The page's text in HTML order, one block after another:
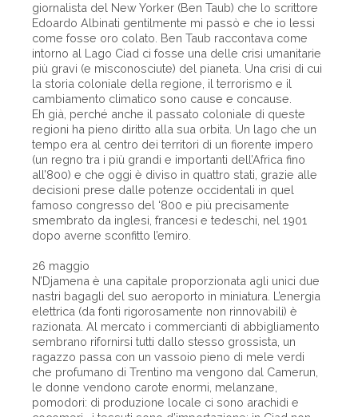
giornalista del New Yorker (Ben Taub) che lo scrittore
Edoardo Albinati gentilmente mi passò e che io lessi
come fosse oro colato. Ben Taub raccontava come
intorno al Lago Ciad ci fosse una delle crisi umanitarie
più gravi (e misconosciute) del pianeta. Una crisi di cui
la storia coloniale della regione, il terrorismo e il
cambiamento climatico sono cause e concause.
Eh già, perché anche il passato coloniale di queste
regioni ha pieno diritto alla sua orbita. Un lago che un
tempo era al centro dei territori di un fiorente impero
(un regno tra i più grandi e importanti dell’Africa fino
all’800) e che oggi è diviso in quattro stati, grazie alle
decisioni prese dalle potenze occidentali in quel
famoso congresso del ‘800 e più precisamente
smembrato da inglesi, francesi e tedeschi, nel 1901
dopo averne sconfitto l’emiro.
26 maggio
N’Djamena è una capitale proporzionata agli unici due
nastri bagagli del suo aeroporto in miniatura. L’energia
elettrica (da fonti rigorosamente non rinnovabili) è
razionata. Al mercato i commercianti di abbigliamento
sembrano rifornirsi tutti dallo stesso grossista, un
ragazzo passa con un vassoio pieno di mele verdi
che profumano di Trentino ma vengono dal Camerun,
le donne vendono carote enormi, melanzane,
pomodori: di produzione locale ci sono arachidi e